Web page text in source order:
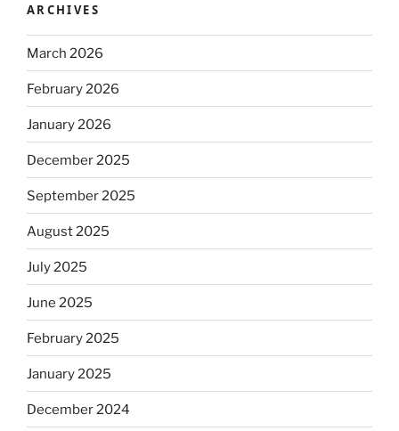
ARCHIVES
March 2026
February 2026
January 2026
December 2025
September 2025
August 2025
July 2025
June 2025
February 2025
January 2025
December 2024